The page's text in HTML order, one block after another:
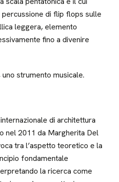
di flip flops sulle
leggera, elemento
fino a divenire
strumento musicale.
di architettura
nel 2011 da Margherita Del
tra l’aspetto teoretico e la
fondamentale
la ricerca come